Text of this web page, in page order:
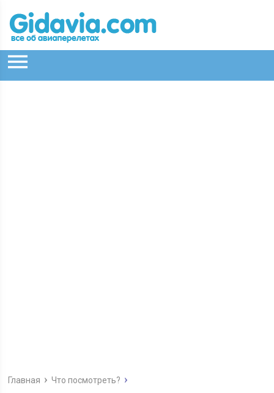
Главная Что посмотреть?